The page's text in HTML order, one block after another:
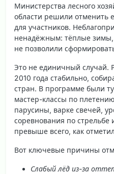
Министерства лесного
области решили отменить
для участников.
ненадёжным: тёплые
не позволили
Это не единичный случай.
2010 года стабильно,
стран. В программе были
мастер-классы по
парусины, варке свечей,
соревнования по стрельбе
превыше всего, как
Вот ключевые причины
Слабый лёд из-за